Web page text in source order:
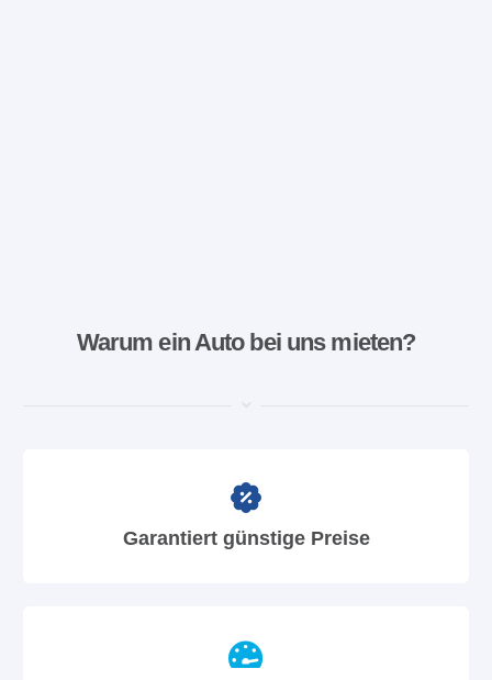
Warum ein Auto bei uns mieten?
Garantiert günstige Preise